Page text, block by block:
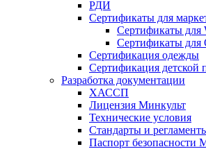
РДИ
Сертификаты для
Сертификаты для
Сертификаты для
Сертификация одежды
Сертификация детской
Разработка документации
ХАССП
Лицензия Минкульт
Технические условия
Стандарты и
Паспорт безопасности